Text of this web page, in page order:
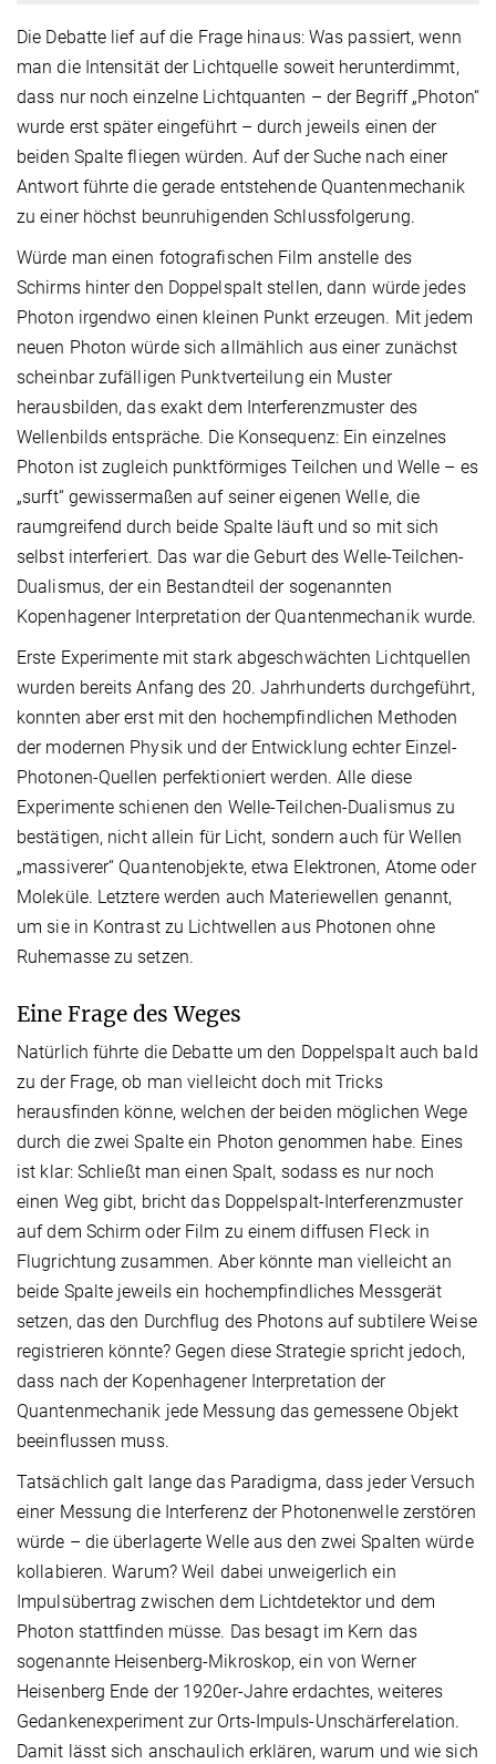
Die Debatte lief auf die Frage hinaus: Was passiert, wenn
man die Intensität der Lichtquelle soweit herunterdimmt,
dass nur noch einzelne Lichtquanten – der Begriff „Photon“
wurde erst später eingeführt – durch jeweils einen der
beiden Spalte fliegen würden. Auf der Suche nach einer
Antwort führte die gerade entstehende Quantenmechanik
zu einer höchst beunruhigenden Schlussfolgerung.
Würde man einen fotografischen Film anstelle des
Schirms hinter den Doppelspalt stellen, dann würde jedes
Photon irgendwo einen kleinen Punkt erzeugen. Mit jedem
neuen Photon würde sich allmählich aus einer zunächst
scheinbar zufälligen Punktverteilung ein Muster
herausbilden, das exakt dem Interferenzmuster des
Wellenbilds entspräche. Die Konsequenz: Ein einzelnes
Photon ist zugleich punktförmiges Teilchen und Welle – es
„surft“ gewissermaßen auf seiner eigenen Welle, die
raumgreifend durch beide Spalte läuft und so mit sich
selbst interferiert. Das war die Geburt des Welle-Teilchen-
Dualismus, der ein Bestandteil der sogenannten
Kopenhagener Interpretation der Quantenmechanik wurde.
Erste Experimente mit stark abgeschwächten Lichtquellen
wurden bereits Anfang des 20. Jahrhunderts durchgeführt,
konnten aber erst mit den hochempfindlichen Methoden
der modernen Physik und der Entwicklung echter Einzel-
Photonen-Quellen perfektioniert werden. Alle diese
Experimente schienen den Welle-Teilchen-Dualismus zu
bestätigen, nicht allein für Licht, sondern auch für Wellen
„massiverer“ Quantenobjekte, etwa Elektronen, Atome oder
Moleküle. Letztere werden auch Materiewellen genannt,
um sie in Kontrast zu Lichtwellen aus Photonen ohne
Ruhemasse zu setzen.
Eine Frage des Weges
Natürlich führte die Debatte um den Doppelspalt auch bald
zu der Frage, ob man vielleicht doch mit Tricks
herausfinden könne, welchen der beiden möglichen Wege
durch die zwei Spalte ein Photon genommen habe. Eines
ist klar: Schließt man einen Spalt, sodass es nur noch
einen Weg gibt, bricht das Doppelspalt-Interferenzmuster
auf dem Schirm oder Film zu einem diffusen Fleck in
Flugrichtung zusammen. Aber könnte man vielleicht an
beide Spalte jeweils ein hochempfindliches Messgerät
setzen, das den Durchflug des Photons auf subtilere Weise
registrieren könnte? Gegen diese Strategie spricht jedoch,
dass nach der Kopenhagener Interpretation der
Quantenmechanik jede Messung das gemessene Objekt
beeinflussen muss.
Tatsächlich galt lange das Paradigma, dass jeder Versuch
einer Messung die Interferenz der Photonenwelle zerstören
würde – die überlagerte Welle aus den zwei Spalten würde
kollabieren. Warum? Weil dabei unweigerlich ein
Impulsübertrag zwischen dem Lichtdetektor und dem
Photon stattfinden müsse. Das besagt im Kern das
sogenannte Heisenberg-Mikroskop, ein von Werner
Heisenberg Ende der 1920er-Jahre erdachtes, weiteres
Gedankenexperiment zur Orts-Impuls-Unschärferelation.
Damit lässt sich anschaulich erklären, warum und wie sich